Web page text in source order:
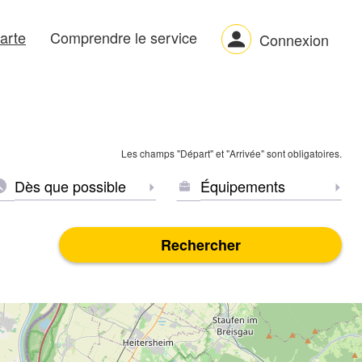
Connexion
Comprendre le service
Les champs "Départ" et "Arrivée" sont obligatoires.
voyageurs
la date Sélectionner l'heure
ÉQUIPEMENTS
*
Rechercher